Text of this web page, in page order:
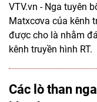
VTV.vn - Nga tuyên
Matxcơva của kênh
được cho là nhằm
kênh truyền hình RT.
Các lò than